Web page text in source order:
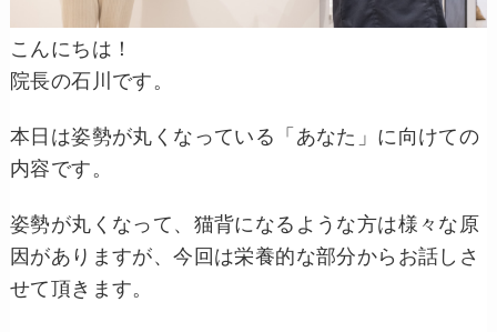
こんにちは！
院長の石川です。
本日は姿勢が丸くなっている「あなた」に向けての
内容です。
姿勢が丸くなって、猫背になるような方は様々な原
因がありますが、今回は栄養的な部分からお話しさ
せて頂きます。